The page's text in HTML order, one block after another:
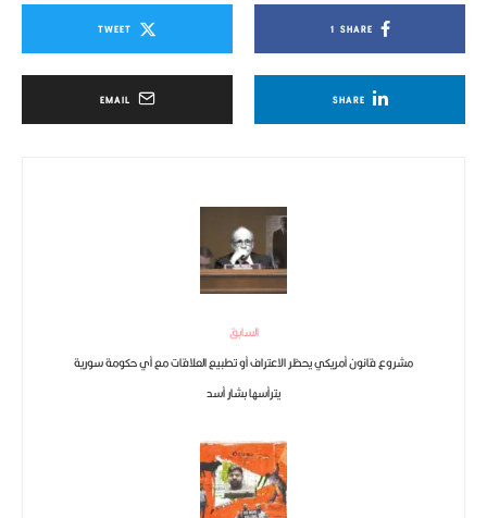
SHARE
1
TWEET
SHARE
EMAIL
السابق
مشروع قانون أمريكي يحظر الاعتراف أو تطبيع العلاقات مع أي حكومة سورية
يترأسها بشار أسد